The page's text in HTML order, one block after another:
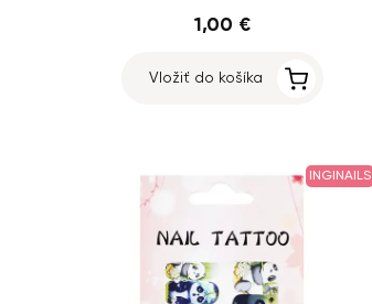
1,00 €
Vložiť do košíka
INGINAILS